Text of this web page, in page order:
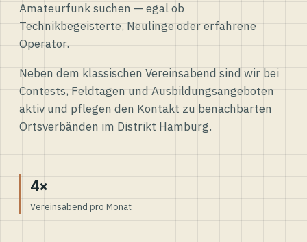
Amateurfunk suchen — egal ob
Technikbegeisterte, Neulinge oder erfahrene
Operator.
Neben dem klassischen Vereinsabend sind wir bei
Contests, Feldtagen und Ausbildungsangeboten
aktiv und pflegen den Kontakt zu benachbarten
Ortsverbänden im Distrikt Hamburg.
4×
Vereinsabend pro Monat